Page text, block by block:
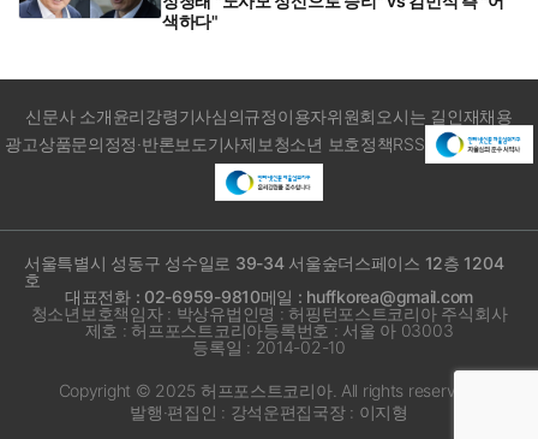
색하다"
신문사 소개윤리강령기사심의규정이용자위원회 오시는 길인재채용
광고상품문의정정·반론보도기사제보청소년 보호정책RSS
서울특별시 성동구 성수일로 39-34 서울숲더스페이스 12층 1204
호
대표전화 : 02-6959-9810메일 : huffkorea@gmail.com
청소년보호책임자 : 박상유법인명 : 허핑턴포스트코리아 주식회사
제호 : 허프포스트코리아등록번호 : 서울 아 03003
등록일 : 2014-02-10
Copyright © 2025 허프포스트코리아. All rights reserved.
발행·편집인 : 강석운편집국장 : 이지형